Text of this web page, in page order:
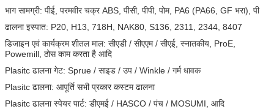
भाग सामग्री: पीई, परमवीर चक्र ABS, पीसी, पीपी, पोम, PA6 (PA66, GF भरा), पी
ढालना इस्पात: P20, H13, 718H, NAK80, S136, 2311, 2344, 8407
डिजाइन एवं कार्यक्रम शीतल माल: सीएडी / सीएएम / सीएई, स्नातकीय, ProE,
Powemill, ठोस काम करता है आदि
Plasitc ढालना गेट: Sprue / साइड / उप / Winkle / गर्म धावक
Plasitc ढालना: आपूर्ति सभी प्रकार कस्टम ढालना
Plasitc ढालना स्पेयर पार्ट: डीएमई / HASCO / पंच / MOSUMI, आदि